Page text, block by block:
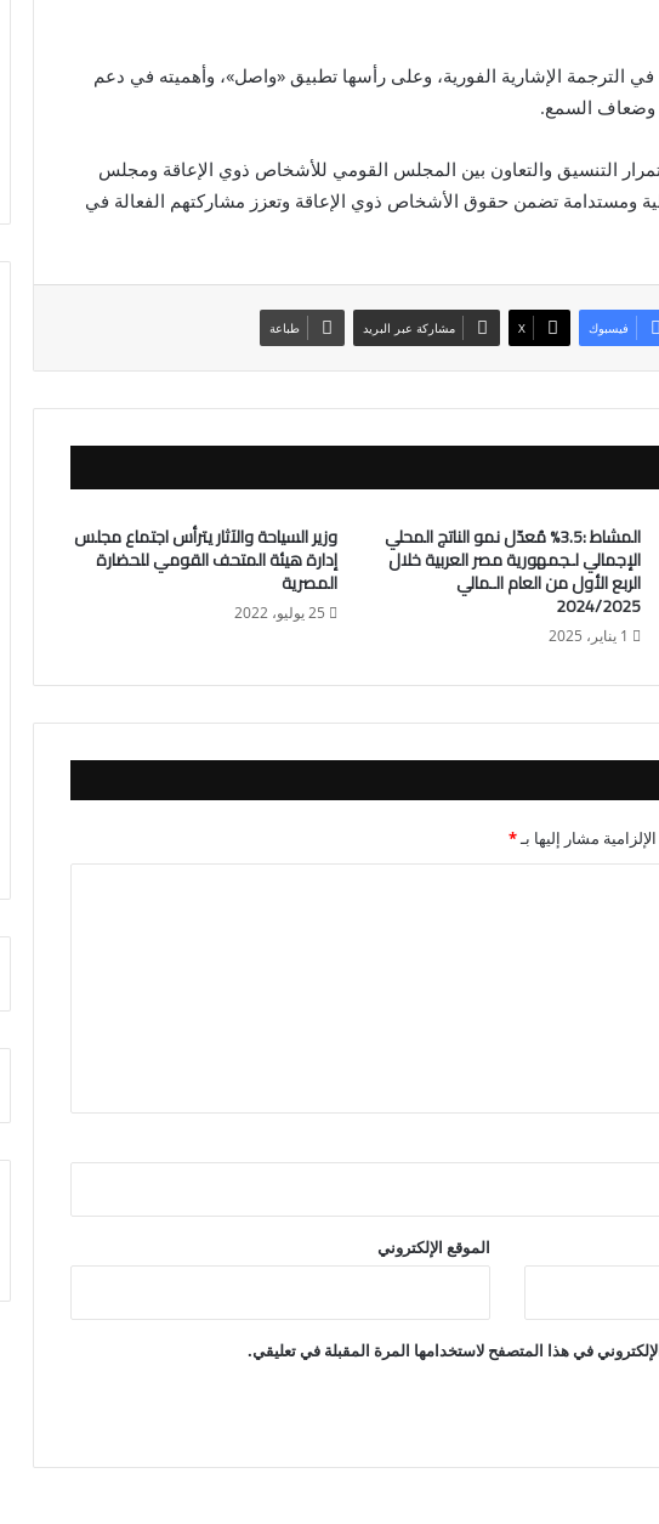
الترجمة الإشارية الفورية، وعلى رأسها تطبيق «واصل»، وأهميته في دعم
وضعاف السمع.
التنسيق والتعاون بين المجلس القومي للأشخاص ذوي الإعاقة ومجلس
ومستدامة تضمن حقوق الأشخاص ذوي الإعاقة وتعزز مشاركتهم الفعالة في
فيسبوك X مشاركة عبر البريد طباعة
المشاط :3.5% مُعدّل نمو الناتج المحلي
الإجمالي لـجمهورية مصر العربية خلال
الربع الأول من العام الـمالي
2024/2025
1 يناير، 2025
وزير السياحة والآثار يترأس اجتماع مجلس
إدارة هيئة المتحف القومي للحضارة
المصرية
25 يوليو، 2022
مشار إليها بـ*
الموقع الإلكتروني
في هذا المتصفح لاستخدامها المرة المقبلة في تعليقي.